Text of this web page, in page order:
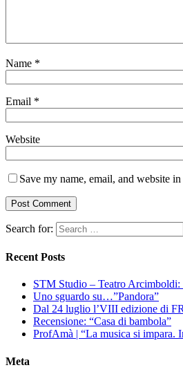
Name *
Email *
Website
Save my name, email, and website
Search for:
Recent Posts
STM Studio – Teatro
Uno sguardo su…”Pandora”
Dal 24 luglio l’VIII edizione di
Recensione: “Casa di bambola”
ProfAmà | “La musica si impara.
Meta